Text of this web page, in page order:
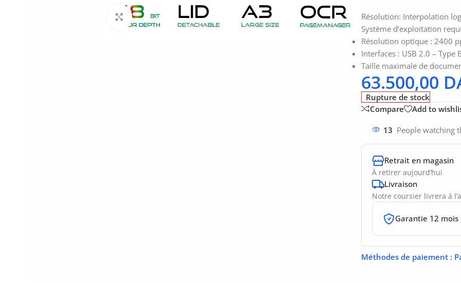
Click to enlarge
Résolution: Interpolation
Système d’exploitation
Résolution optique : 2400
Interfaces : USB 2.0 – Type
Taille maximale de
63.500,00
Rupture de stock
Compare
Add to
13 People watching
Retrait en magasin
À retirer aujourd’hui
Livraison
Notre coursier livrera à
Garantie 12 mois
Méthodes de paiement :